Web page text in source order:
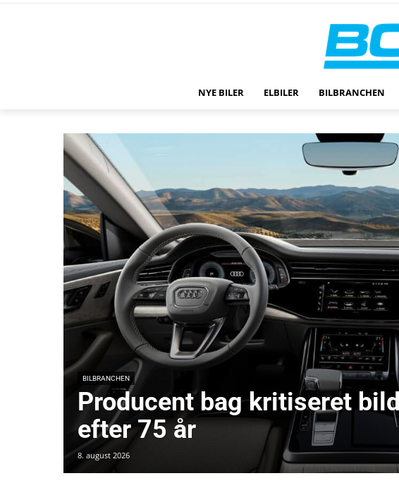
NYE BILER ELBILER BILBRANCHEN
BILBRANCHEN
Producent bag kritiseret
efter 75 år
8. august 2026